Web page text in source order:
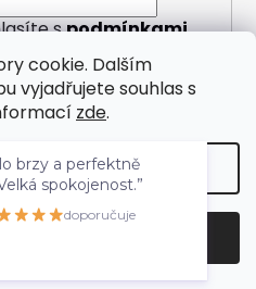
cookie. Dalším
vyjadřujete souhlas s
zde.
spodmínkami
Shoptet
cookies
brzy a perfektně
spokojenost.”
doporučuje